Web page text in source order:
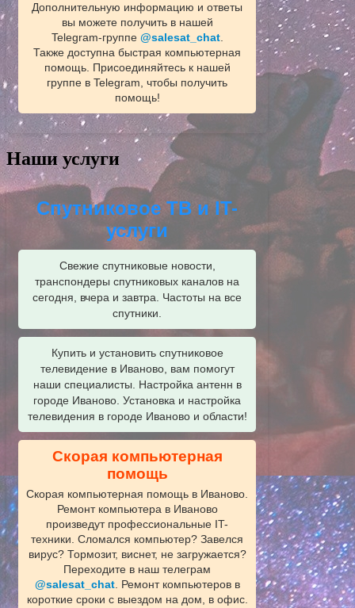
Дополнительную информацию и ответы
вы можете получить в нашей
Telegram‑группе @salesat_chat.
Также доступна быстрая компьютерная
помощь. Присоединяйтесь к нашей
группе в Telegram, чтобы получить
помощь!
Наши услуги
Спутниковое ТВ и IT-
услуги
Свежие спутниковые новости,
транспондеры спутниковых каналов на
сегодня, вчера и завтра. Частоты на все
спутники.
Купить и установить спутниковое
телевидение в Иваново, вам помогут
наши специалисты. Настройка антенн в
городе Иваново. Установка и настройка
телевидения в городе Иваново и области!
Скорая компьютерная
помощь
Скорая компьютерная помощь в Иваново.
Ремонт компьютера в Иваново
произведут профессиональные IT-
техники. Сломался компьютер? Завелся
вирус? Тормозит, виснет, не загружается?
Переходите в наш телеграм
@salesat_chat. Ремонт компьютеров в
короткие сроки с выездом на дом, в офис.